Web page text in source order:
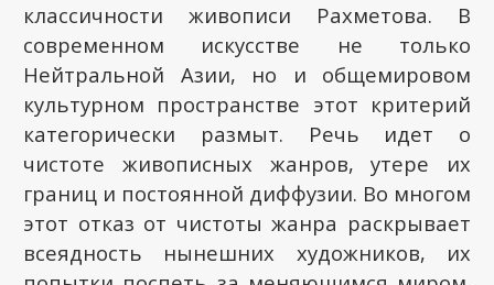
классичности живописи Рахметова. В
современном искусстве не только
Нейтральной Азии, но и общемировом
культурном пространстве этот критерий
категорически размыт. Речь идет о
чистоте живописных жанров, утере их
границ и постоянной диффузии. Во многом
этот отказ от чистоты жанра раскрывает
всеядность нынешних художников, их